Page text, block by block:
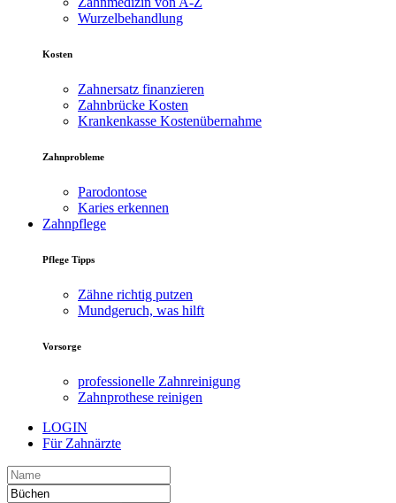
Wurzelbehandlung
Kosten
Zahnersatz finanzieren
Zahnbrücke Kosten
Krankenkasse Kostenübernahme
Zahnprobleme
Parodontose
Karies erkennen
Zahnpflege
Pflege Tipps
Zähne richtig putzen
Mundgeruch, was hilft
Vorsorge
professionelle Zahnreinigung
Zahnprothese reinigen
LOGIN
Für Zahnärzte